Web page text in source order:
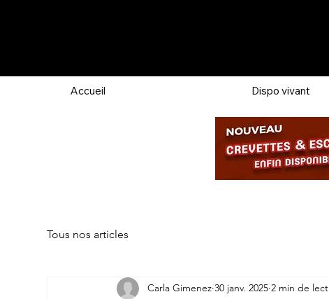
Accueil Dispo vivant
Tous nos articles
Carla Gimenez 30 janv. 2025 2 min de